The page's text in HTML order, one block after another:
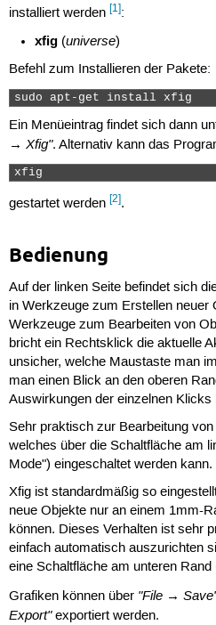
installiert werden [1]:
xfig (universe)
Befehl zum Installieren der Pakete:
sudo apt-get install xfig
Ein Menüeintrag findet sich dann
→ Xfig". Alternativ kann das
xfig
gestartet werden [2].
Bedienung
Auf der linken Seite befindet sich
in Werkzeuge zum Erstellen neuer
Werkzeuge zum Bearbeiten von
bricht ein Rechtsklick die aktuelle
unsicher, welche Maustaste man
man einen Blick an den oberen
Auswirkungen der einzelnen Klicks
Sehr praktisch zur Bearbeitung
welches über die Schaltfläche am
Mode") eingeschaltet werden kann.
Xfig ist standardmäßig so
neue Objekte nur an einem 1mm-
können. Dieses Verhalten ist sehr
einfach automatisch auszurichten
eine Schaltfläche am unteren
Grafiken können über "File →
Export"exportiert werden.